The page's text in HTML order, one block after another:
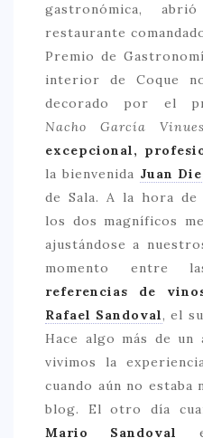
CONOCIENDO A …
ESCAPADAS
EVENTOS POP UP
GOURMET
SELECCIONES MESADE2
POR SUS BAÑOS…
gastronómica,
restaurante
Premio de
interior de Coque
decorado por el
Nacho García
excepcional,
la bienvenida Juan
de Sala. A la hora de
los dos magníficos
ajustándose a
momento entre
referencias de
Rafael Sandoval, el
Hace algo más de un
vivimos la
cuando aún no
blog. El otro día
Mario Sandoval